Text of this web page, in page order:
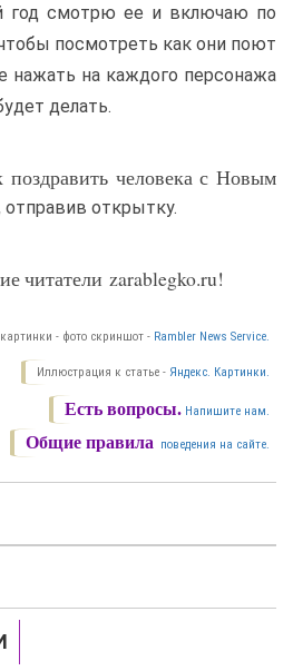
год смотрю ее и включаю по
посмотреть как они поют
на каждого персонажа
делать.
поздравить человека с Новым
отправив открытку.
читатели zarablegko.ru!
- фото скриншот - Rambler News Service.
Иллюстрация к статье - Яндекс. Картинки.
Есть вопросы. Напишите нам.
Общие правила поведения на сайте.